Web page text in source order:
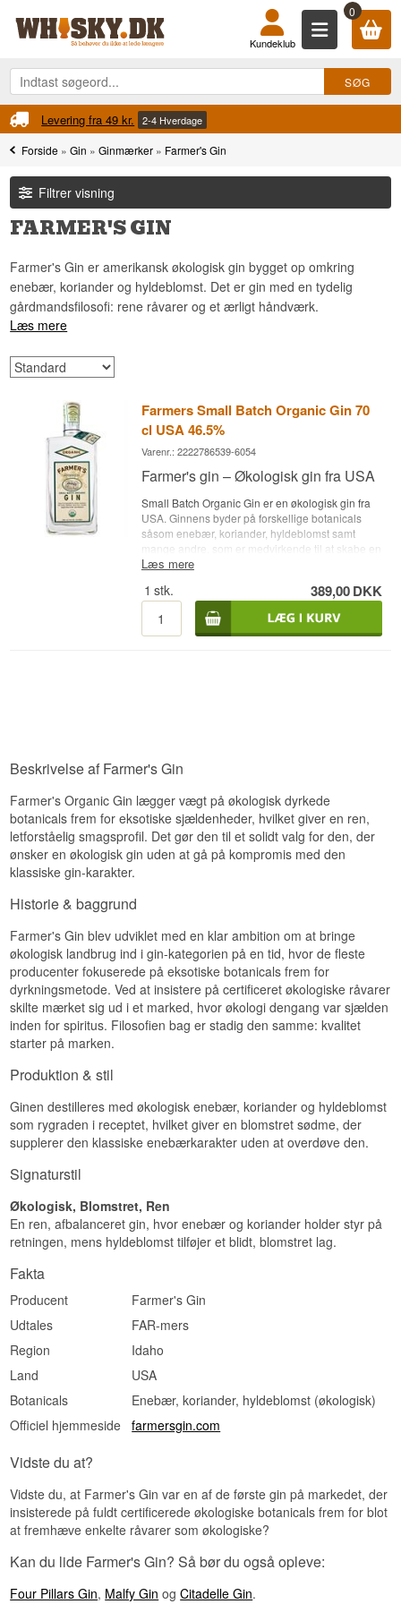
0
Kundeklub
Levering fra 49 kr. 2-4 Hverdage
Forside »Gin »Ginmærker » Farmer's Gin
Filtrer visning
FARMER'S GIN
Farmer's Gin er amerikansk økologisk gin bygget op omkring
enebær, koriander og hyldeblomst. Det er gin med en tydelig
gårdmandsfilosofi: rene råvarer og et ærligt håndværk.
Læs mere
Farmers Small Batch Organic Gin 70
cl USA 46.5%
Varenr.: 2222786539-6054
Farmer's gin – Økologisk gin fra USA
Small Batch Organic Gin er en økologisk gin fra
USA. Ginnens byder på forskellige botanicals
såsom enebær, koriander, hyldeblomst samt
mange andre, som er medvirkende til at skabe en
skøn og unik smag. • Destilleri: Farmer's gin •
Enebær, hyldeblomst, citrongræs, koriander og
kven-rod mm. • Land: USA • Type: Økologisk Gin •
Alc. styrke: 46,5% • 70 cl. • Anbefalet Tonicvand:
Fever-Tree Mediterranean Tonic • Anbefalet
Læs mere
1 stk. 389,00DKK
Beskrivelse af Farmer's Gin
Farmer's Organic Gin lægger vægt på økologisk dyrkede
botanicals frem for eksotiske sjældenheder, hvilket giver en ren,
letforståelig smagsprofil. Det gør den til et solidt valg for den, der
ønsker en økologisk gin uden at gå på kompromis med den
klassiske gin-karakter.
Historie & baggrund
Farmer's Gin blev udviklet med en klar ambition om at bringe
økologisk landbrug ind i gin-kategorien på en tid, hvor de fleste
producenter fokuserede på eksotiske botanicals frem for
dyrkningsmetode. Ved at insistere på certificeret økologiske råvarer
skilte mærket sig ud i et marked, hvor økologi dengang var sjælden
inden for spiritus. Filosofien bag er stadig den samme: kvalitet
starter på marken.
Produktion & stil
Ginen destilleres med økologisk enebær, koriander og hyldeblomst
som rygraden i receptet, hvilket giver en blomstret sødme, der
supplerer den klassiske enebærkarakter uden at overdøve den.
Signaturstil
Økologisk, Blomstret, Ren
En ren, afbalanceret gin, hvor enebær og koriander holder styr på
retningen, mens hyldeblomst tilføjer et blidt, blomstret lag.
Fakta
Producent
Farmer's Gin
Udtales
FAR-mers
Region
Idaho
Land
USA
Botanicals
Enebær, koriander, hyldeblomst (økologisk)
Officiel hjemmeside
farmersgin.com
Vidste du at?
Vidste du, at Farmer's Gin var en af de første gin på markedet, der
insisterede på fuldt certificerede økologiske botanicals frem for blot
at fremhæve enkelte råvarer som økologiske?
Kan du lide Farmer's Gin? Så bør du også opleve:
Four Pillars Gin, Malfy Gin ogCitadelle Gin.